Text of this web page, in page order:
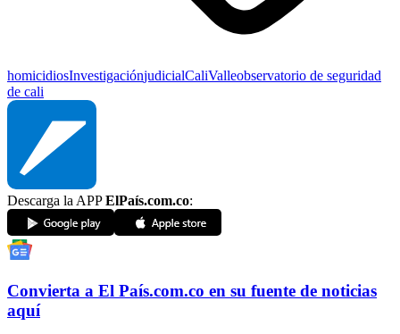
homicidiosInvestigaciónjudicialCaliValleobservatorio de seguridad
de cali
Descarga la APPElPaís.com.co:
Convierta a El País.com.co en su fuente de noticias
aquí